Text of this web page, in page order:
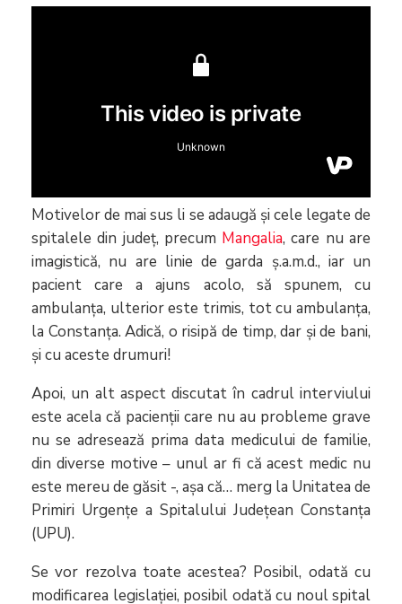
Motivelor de mai sus li se adaugă și cele legate de
spitalele din județ, precum Mangalia, care nu are
imagistică, nu are linie de garda ș.a.m.d., iar un
pacient care a ajuns acolo, să spunem, cu
ambulanța, ulterior este trimis, tot cu ambulanța,
la Constanța. Adică, o risipă de timp, dar și de bani,
și cu aceste drumuri!
Apoi, un alt aspect discutat în cadrul interviului
este acela că pacienții care nu au probleme grave
nu se adresează prima data medicului de familie,
din diverse motive – unul ar fi că acest medic nu
este mereu de găsit -, așa că… merg la Unitatea de
Primiri Urgențe a Spitalului Județean Constanța
(UPU).
Se vor rezolva toate acestea? Posibil, odată cu
modificarea legislației, posibil odată cu noul spital